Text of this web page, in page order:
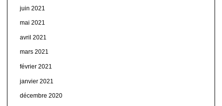
juin 2021
mai 2021
avril 2021
mars 2021
février 2021
janvier 2021
décembre 2020